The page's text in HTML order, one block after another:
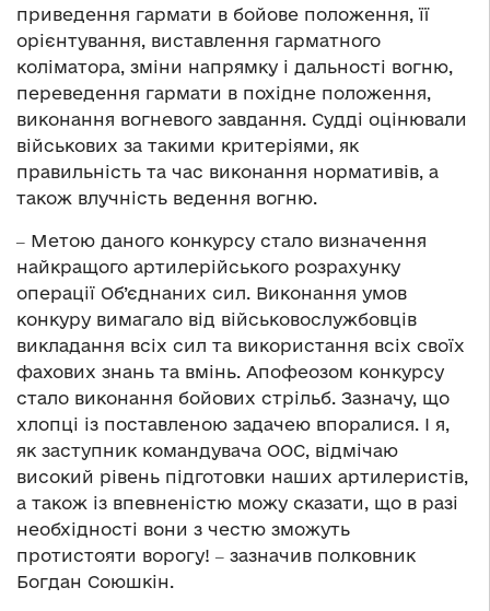
приведення гармати в бойове положення, її
орієнтування, виставлення гарматного
коліматора, зміни напрямку і дальності вогню,
переведення гармати в похідне положення,
виконання вогневого завдання. Судді оцінювали
військових за такими критеріями, як
правильність та час виконання нормативів, а
також влучність ведення вогню.
‒ Метою даного конкурсу стало визначення
найкращого артилерійського розрахунку
операції Об’єднаних сил. Виконання умов
конкуру вимагало від військовослужбовців
викладання всіх сил та використання всіх своїх
фахових знань та вмінь. Апофеозом конкурсу
стало виконання бойових стрільб. Зазначу, що
хлопці із поставленою задачею впоралися. І я,
як заступник командувача ООС, відмічаю
високий рівень підготовки наших артилеристів,
а також із впевненістю можу сказати, що в разі
необхідності вони з честю зможуть
протистояти ворогу! ‒ зазначив полковник
Богдан Союшкін.